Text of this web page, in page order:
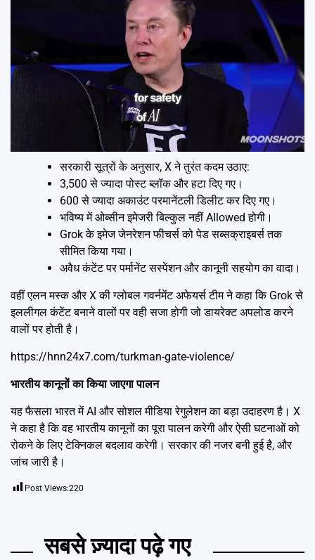
सरकारी सूत्रों के अनुसार, X ने तुरंत कदम उठाए:
3,500 से ज्यादा पोस्ट ब्लॉक और हटा दिए गए।
600 से ज्यादा अकाउंट परमानेंटली डिलीट कर दिए गए।
भविष्य में ओब्सीन इमेजरी बिल्कुल नहीं Allowed होगी।
Grok के इमेज जेनरेशन फीचर्स को पेड सब्सक्राइबर्स तक
सीमित किया गया।
अवैध कंटेंट पर पर्मानेंट सस्पेंशन और कानूनी सहयोग का वादा।
वहीं एलन मस्क और X की ग्लोबल गवर्नमेंट अफेयर्स टीम ने कहा कि Grok से
इललीगल कंटेंट बनाने वालों पर वही सजा होगी जो डायरेक्ट अपलोड करने
वालों पर होती है।
https://hnn24x7.com/turkman-gate-violence/
भारतीय कानूनों का किया जाएगा पालन
यह फैसला भारत में AI और सोशल मीडिया रेगुलेशन का बड़ा उदाहरण है। X
ने कहा है कि वह भारतीय कानूनों का पूरा पालन करेगी और ऐसी घटनाओं को
रोकने के लिए टेक्निकल बदलाव करेगी। सरकार की नजर बनी हुई है, और
जांच जारी है।
Post Views:220
सबसे ज़्यादा पढ़े गए